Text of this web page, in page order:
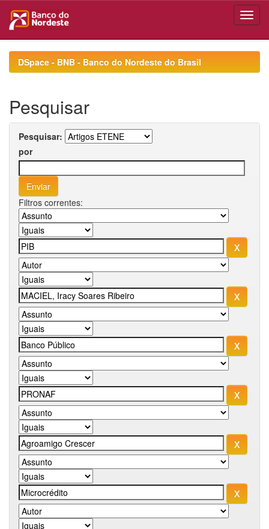
navigationDSpace - BNB - Banco do Nordeste do Brasil
Pesquisar
Pesquisar:
por
Filtros correntes: